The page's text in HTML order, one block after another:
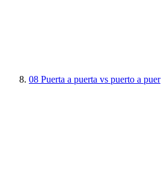
08 Puerta a puerta vs puerto a puer